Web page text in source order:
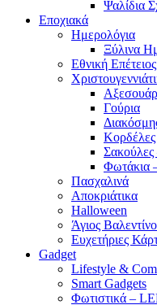
Ψαλίδια
Εποχιακά
Ημερολόγια
Ξύλινα
Εθνική Επέτειος
Αξεσουάρ
Γούρια
Κορδέλες
Σακούλες
Φωτάκια
Πασχαλινά
Αποκριάτικα
Halloween
Άγιος
Ευχετήριες
Gadget
Lifestyle &
Smart Gadgets
Φωτιστικά –